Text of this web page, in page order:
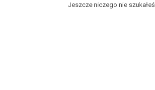
Jeszcze niczego nie szukałeś